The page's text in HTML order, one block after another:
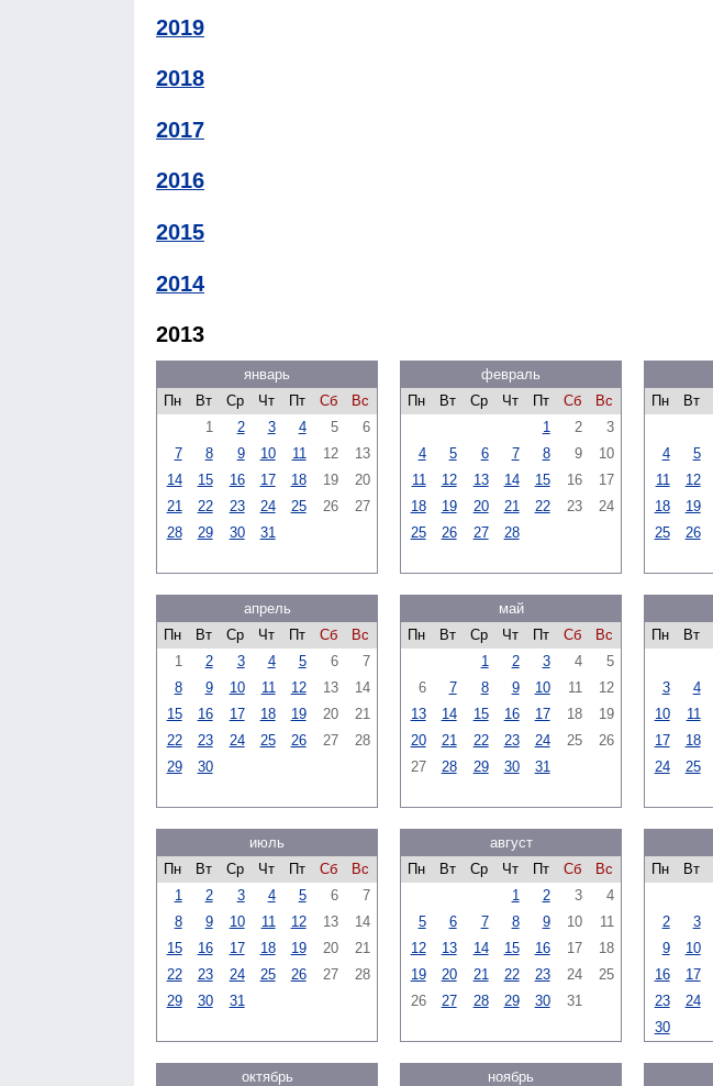
2019
2018
2017
2016
2015
2014
2013
январь
Пн
Вт Ср Чт Пт Сб
Вс
1
2 3 4 5
6
7
8 9 10 11 12
13
14
15 16 17 18 19
20
21
22 23 24 25 26
27
28
29 30 31
февраль
Пн
Вт Ср Чт Пт Сб
Вс
1
2
3
4
5 6 7 8 9
10
11
12 13 14 15 16
17
18
19 20 21 22 23
24
25
26 27 28
Пн
Вт
4
5
11
12
18
19
25
26
апрель
Пн
Вт Ср Чт Пт Сб
Вс
1
2 3 4 5 6
7
8
9 10 11 12 13
14
15
16 17 18 19 20
21
22
23 24 25 26 27
28
29
30
май
Пн
Вт Ср Чт Пт Сб
Вс
1
2 3 4
5
6
7 8 9 10 11
12
13
14 15 16 17 18
19
20
21 22 23 24 25
26
27
28 29 30 31
Пн
Вт
3
4
10
11
17
18
24
25
июль
Пн
Вт Ср Чт Пт Сб
Вс
1
2 3 4 5 6
7
8
9 10 11 12 13
14
15
16 17 18 19 20
21
22
23 24 25 26 27
28
29
30 31
август
Пн
Вт Ср Чт Пт Сб
Вс
1
2 3
4
5
6 7 8 9 10
11
12
13 14 15 16 17
18
19
20 21 22 23 24
25
26
27 28 29 30 31
Пн
Вт
2
3
9
10
16
17
23
24
30
октябрь
ноябрь